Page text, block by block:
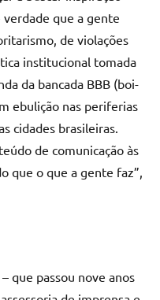
que a gente
de violações
institucional tomada
da bancada BBB (boi-
ebulição nas periferias
cidades brasileiras.
de comunicação às
que o que a gente faz”,
que passou nove anos